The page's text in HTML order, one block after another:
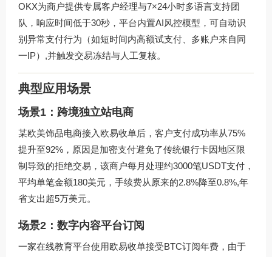
OKX为商户提供专属客户经理与7×24小时多语言支持团
队，响应时间低于30秒，平台内置AI风控模型，可自动识
别异常支付行为（如短时间内高额试支付、多账户来自同
一IP）,并触发交易冻结与人工复核。
典型应用场景
场景1：跨境独立站电商
某欧美饰品电商接入欧易收单后，客户支付成功率从75%
提升至92%，原因是加密支付避免了传统银行卡因地区限
制导致的拒绝交易，该商户每月处理约3000笔USDT支付，
平均单笔金额180美元，手续费从原来的2.8%降至0.8%,年
省支出超5万美元。
场景2：数字内容平台订阅
一家在线教育平台使用欧易收单接受BTC订阅年费，由于